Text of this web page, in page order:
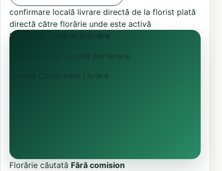
confirmare locală livrare directă de la florist plată
directă către florărie unde este activă
ProFlorist
Zonă în activare
Căutăm florării locale partenere.
Confirmare Livrare
Florărie căutată Fără comision